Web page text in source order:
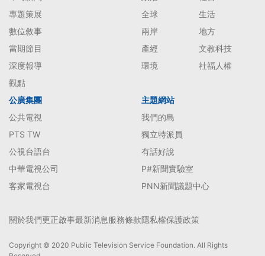
專題策展
數位敘事
當期節目
深度報導
觀點
全球
生活
兩岸
地方
產經
文教科技
環境
社福人權
公廣集團
公共電視
PTS TW
公視台語台
中華電視公司
客家電視台
主題網站
我們的島
獨立特派員
有話好說
P#新聞實驗室
PNN新聞議題中心
關於我們更正啟事最新消息服務條款隱私權保護政策
Copyright © 2020 Public Television Service Foundation. All Rights